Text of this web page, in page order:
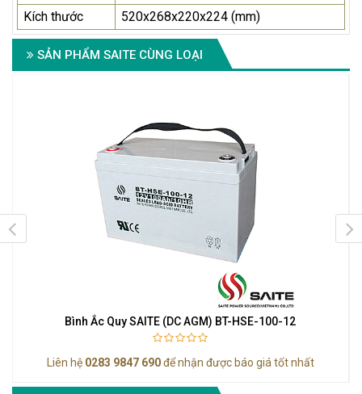
Kích thước
520x268x220x224 (mm)
SẢN PHẨM SAITE CÙNG LOẠI
Bình Ắc Quy SAITE (DC AGM) BT-HSE-100-12
Liên hệ 0283 9847 690để nhận được báo giá tốt nhất